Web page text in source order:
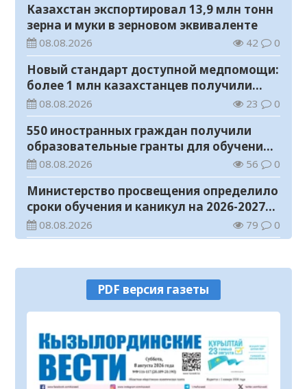
Казахстан экспортировал 13,9 млн тонн
зерна и муки в зерновом эквиваленте
08.08.2026 42 0
Новый стандарт доступной медпомощи:
более 1 млн казахстанцев получили
телемедицинские услуги
08.08.2026 23 0
550 иностранных граждан получили
образовательные гранты для обучения в
Казахстане
08.08.2026 56 0
Министерство просвещения определило
сроки обучения и каникул на 2026-2027
учебный год
08.08.2026 79 0
08.08.2026 33 0
У граждан высокие ожидания от
выборов в Курултай – опрос
07.08.2026
В Жанакоргане введена в эксплуатацию
водораспределительная станция
PDF версия газеты